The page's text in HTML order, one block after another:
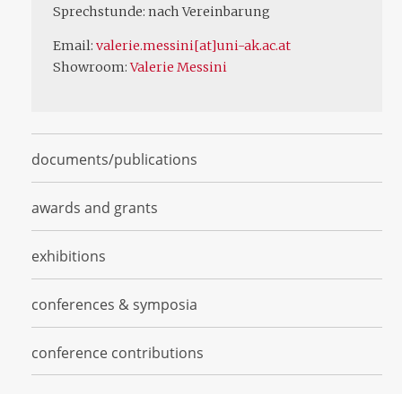
Sprechstunde: nach Vereinbarung
Email:valerie.messini[at]uni-ak.ac.at
Showroom:Valerie Messini
documents/publications
awards and grants
exhibitions
conferences & symposia
conference contributions